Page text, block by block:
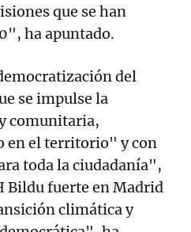
que se han
ha apuntado.
del
se impulse la
comunitaria,
en el territorio" y con
toda la ciudadanía",
Bildu fuerte en Madrid
climática y